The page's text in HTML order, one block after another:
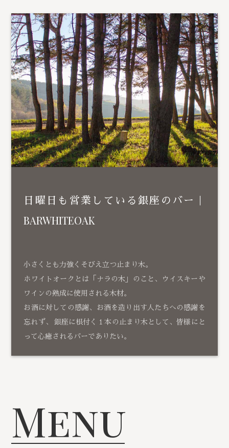
日曜日も営業している銀座のバー｜
BARWHITEOAK
小さくとも力強くそびえ立つ止まり木。
ホワイトオークとは「ナラの木」のこと、ウイスキーや
ワインの熟成に使用される木材。
お酒に対しての感謝、お酒を造り出す人たちへの感謝を
忘れず、 銀座に根付く１本の止まり木として、皆様にと
って心癒されるバーでありたい。
Menu